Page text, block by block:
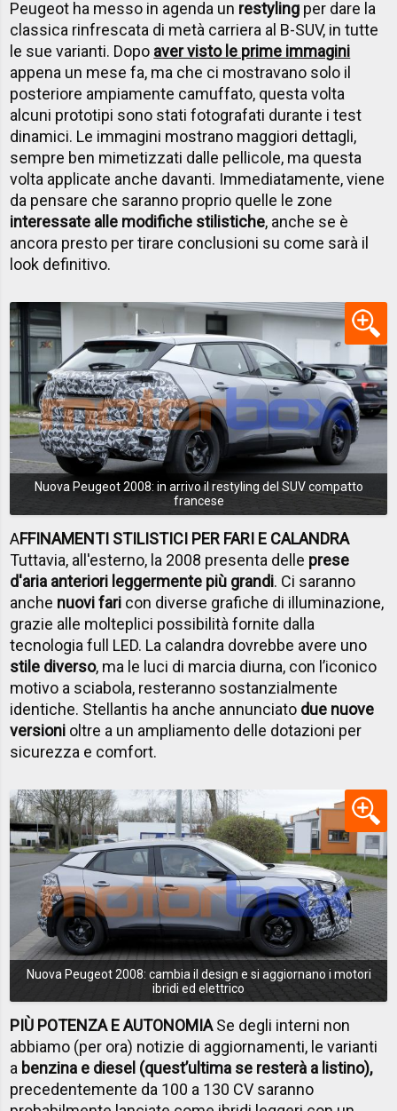
Peugeot ha messo in agenda un restyling per dare la
classica rinfrescata di metà carriera al B-SUV, in tutte
le sue varianti. Dopo aver visto le prime immagini
appena un mese fa, ma che ci mostravano solo il
posteriore ampiamente camuffato, questa volta
alcuni prototipi sono stati fotografati durante i test
dinamici. Le immagini mostrano maggiori dettagli,
sempre ben mimetizzati dalle pellicole, ma questa
volta applicate anche davanti. Immediatamente, viene
da pensare che saranno proprio quelle le zone
interessate alle modifiche stilistiche, anche se è
ancora presto per tirare conclusioni su come sarà il
look definitivo.
Nuova Peugeot 2008: in arrivo il restyling del SUV compatto
francese
AFFINAMENTI STILISTICI PER FARI E CALANDRA
Tuttavia, all'esterno, la 2008 presenta delle prese
d'aria anteriori leggermente più grandi. Ci saranno
anche nuovi fari con diverse grafiche di illuminazione,
grazie alle molteplici possibilità fornite dalla
tecnologia full LED. La calandra dovrebbe avere uno
stile diverso, ma le luci di marcia diurna, con l’iconico
motivo a sciabola, resteranno sostanzialmente
identiche. Stellantis ha anche annunciato due nuove
versioni oltre a un ampliamento delle dotazioni per
sicurezza e comfort.
Nuova Peugeot 2008: cambia il design e si aggiornano i motori
ibridi ed elettrico
PIÙ POTENZA E AUTONOMIASe degli interni non
abbiamo (per ora) notizie di aggiornamenti, le varianti
a benzina e diesel (quest’ultima se resterà a listino),
precedentemente da 100 a 130 CV saranno